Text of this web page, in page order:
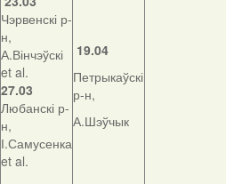
Чэрвенскі р-
н,
А.Вінчэўскі
et al.
27.03
Любанскі р-
н,
І.Самусенка
et al.
19.04
Петрыкаўскі
р-н,
А.Шэўчык